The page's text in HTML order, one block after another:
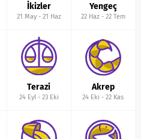
İkizler
21 May- 21 Haz
Yengeç
22 Haz- 22 Tem
Terazi
24 Eyl- 23 Eki
Akrep
24 Eki -22 Kas